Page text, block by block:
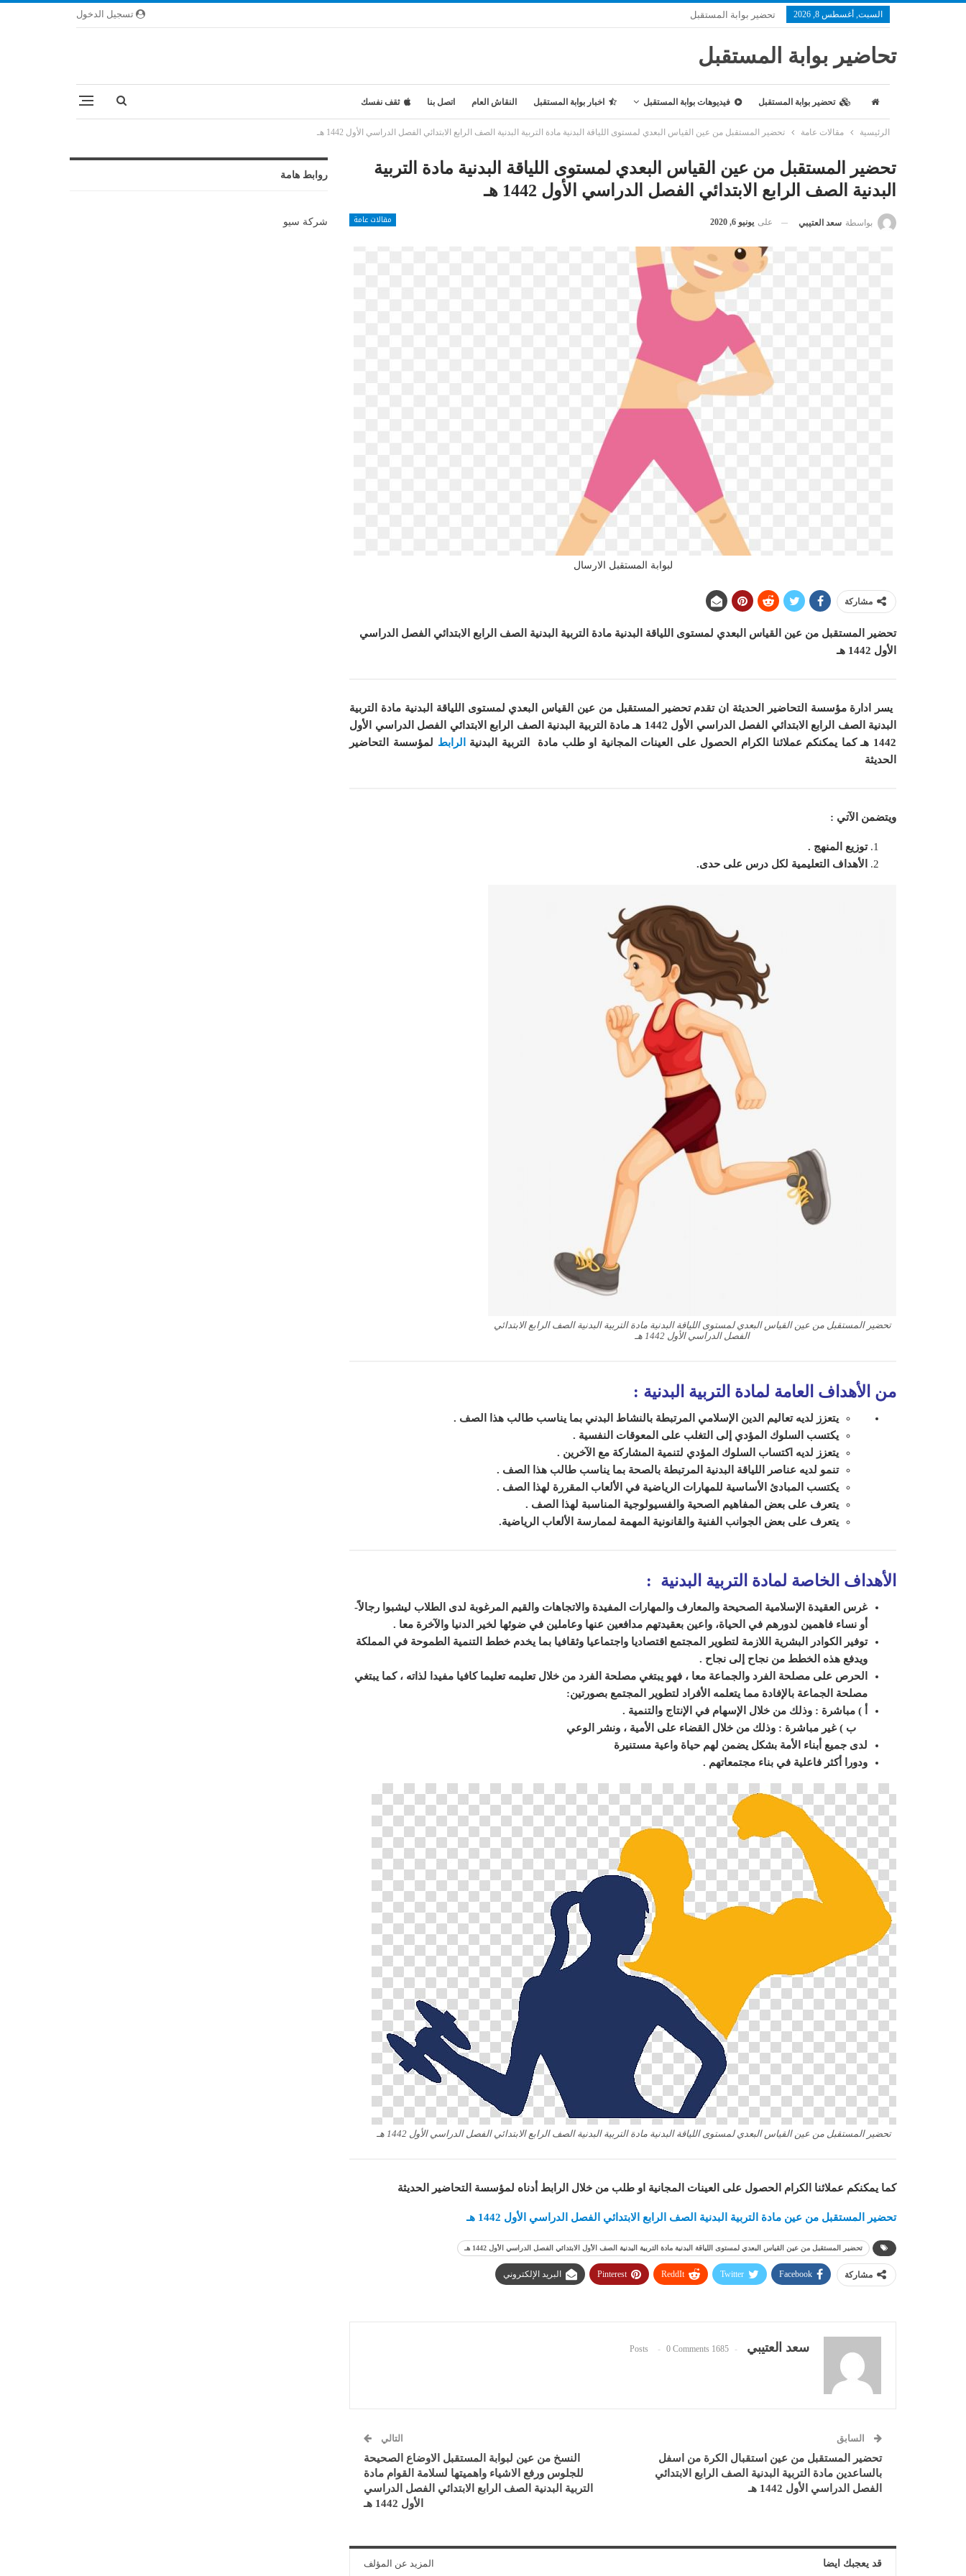
تسجيل الدخول السبت, أغسطس 8, 2026 تحضير بوابة المستقبل
تحاضير بوابة المستقبل
تحضير بوابة المستقبل فيديوهات بوابة المستقبل اخبار بوابة المستقبل النقاش العام اتصل بنا ثقف نفسك
الرئيسية مقالات عامة تحضير المستقبل من عين القياس البعدي لمستوى اللياقة البدنية مادة التربية البدنية الصف الرابع الابتدائي الفصل الدراسي الأول 1442 هـ
تحضير المستقبل من عين القياس البعدي لمستوى اللياقة البدنية مادة التربية
البدنية الصف الرابع الابتدائي الفصل الدراسي الأول 1442 هـ
مقالات عامة بواسطة سعد العتيبي على يونيو 6, 2020
لبوابة المستقبل الارسال
مشاركة
تحضير المستقبل من عين القياس البعدي لمستوى اللياقة البدنية مادة التربية البدنية الصف الرابع الابتدائي الفصل الدراسي
الأول 1442 هـ
يسر ادارة مؤسسة التحاضير الحديثة ان تقدم تحضير المستقبل من عين القياس البعدي لمستوى اللياقة البدنية مادة التربية
البدنية الصف الرابع الابتدائي الفصل الدراسي الأول 1442 هـ مادة التربية البدنية الصف الرابع الابتدائي الفصل الدراسي الأول
1442 هـ
كما يمكنكم عملائنا الكرام الحصول على العينات المجانية او طلب مادة التربية البدنية الرابط لمؤسسة التحاضير
الحديثة
ويتضمن الآتي :
توزيع المنهج .
الأهداف التعليمية لكل درس على حدى.
تحضير المستقبل من عين القياس البعدي لمستوى اللياقة البدنية مادة التربية البدنية الصف الرابع الابتدائي
الفصل الدراسي الأول 1442 هـ
من الأهداف العامة لمادة التربية البدنية :
يتعزز لديه تعاليم الدين الإسلامي المرتبطة بالنشاط البدني بما يناسب طالب هذا الصف .
يكتسب السلوك المؤدي إلى التغلب على المعوقات النفسية .
يتعزز لديه اكتساب السلوك المؤدي لتنمية المشاركة مع الآخرين .
تنمو لديه عناصر اللياقة البدنية المرتبطة بالصحة بما يناسب طالب هذا الصف .
يكتسب المبادئ الأساسية للمهارات الرياضية في الألعاب المقررة لهذا الصف .
يتعرف على بعض المفاهيم الصحية والفسيولوجية المناسبة لهذا الصف .
يتعرف على بعض الجوانب الفنية والقانونية المهمة لممارسة الألعاب الرياضية.
الأهداف الخاصة لمادة التربية البدنية :
غرس العقيدة الإسلامية الصحيحة والمعارف والمهارات المفيدة والاتجاهات والقيم المرغوبة لدى الطلاب ليشبوا رجالاً-
أو نساء فاهمين لدورهم في الحياة، واعين بعقيدتهم مدافعين عنها وعاملين في ضوئها لخير الدنيا والآخرة معا .
توفير الكوادر البشرية اللازمة لتطوير المجتمع اقتصاديا واجتماعيا وثقافيا بما يخدم خطط التنمية الطموحة في المملكة
ويدفع هذه
الخطط من نجاح إلى نجاح .
الحرص على مصلحة الفرد والجماعة معا ، فهو يبتغي مصلحة الفرد من خلال تعليمه تعليما كافيا مفيدا لذاته ، كما يبتغي
مصلحة الجماعة بالإفادة مما يتعلمه الأفراد لتطوير المجتمع بصورتين:
أ ) مباشرة : وذلك من خلال الإسهام في الإنتاج والتنمية .
ب ) غير مباشرة : وذلك من خلال القضاء على
الأمية ، ونشر الوعي
لدى جميع أبناء الأمة بشكل يضمن لهم حياة واعية مستنيرة
ودورا أكثر فاعلية في بناء مجتمعاتهم .
تحضير المستقبل من عين القياس البعدي لمستوى اللياقة البدنية مادة التربية البدنية الصف الرابع الابتدائي الفصل الدراسي الأول 1442 هـ
كما يمكنكم عملائنا الكرام الحصول على العينات المجانية او طلب من خلال الرابط أدناه لمؤسسة التحاضير الحديثة
تحضير المستقبل من عين مادة التربية البدنية الصف الرابع الابتدائي الفصل الدراسي الأول 1442 هـ
تحضير المستقبل من عين القياس البعدي لمستوى اللياقة البدنية مادة التربية البدنية الصف الأول الابتدائي الفصل الدراسي الأول 1442 هـ
مشاركة Facebook
Twitter
ReddIt
Pinterest البريد الإلكتروني
سعد العتيبي 1685 Posts
0 Comments
السابق
تحضير المستقبل من عين استقبال الكرة من اسفل
بالساعدين مادة التربية البدنية الصف الرابع الابتدائي
الفصل الدراسي الأول 1442 هـ
التالي
النسخ من عين لبوابة المستقبل الاوضاع الصحيحة
للجلوس ورفع الاشياء واهميتها لسلامة القوام مادة
التربية البدنية الصف الرابع الابتدائي الفصل الدراسي
الأول 1442 هـ
قد يعجبك ايضا المزيد عن المؤلف
روابط هامة
شركة سيو